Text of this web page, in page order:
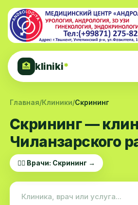
🏥 kliniki*
Главная/Клиники/Скрининг
Скрининг —
Чиланзарского
👨‍⚕️ Врачи: Скрининг →